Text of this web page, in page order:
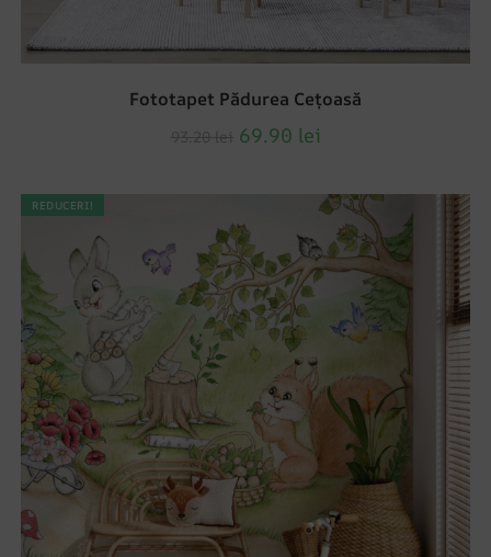
Fototapet Pădurea Cețoasă
69.90 lei
REDUCERI!